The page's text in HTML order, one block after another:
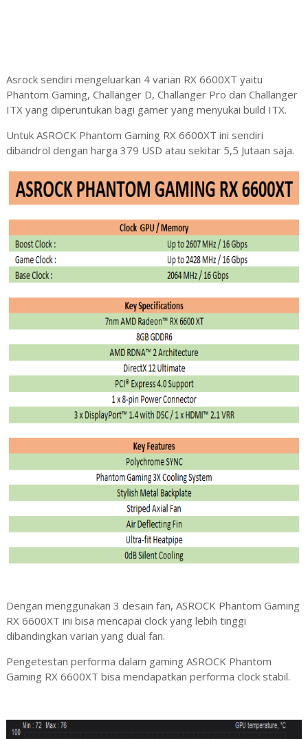
Asrock sendiri mengeluarkan 4 varian RX 6600XT yaitu
Phantom Gaming, Challanger D, Challanger Pro dan Challanger
ITX yang diperuntukan bagi gamer yang menyukai build ITX.
Untuk ASROCK Phantom Gaming RX 6600XT ini sendiri
dibandrol dengan harga 379 USD atau sekitar 5,5 Jutaan saja.
Dengan menggunakan 3 desain fan, ASROCK Phantom Gaming
RX 6600XT ini bisa mencapai clock yang lebih tinggi
dibandingkan varian yang dual fan.
Pengetestan performa dalam gaming ASROCK Phantom
Gaming RX 6600XT bisa mendapatkan performa clock stabil.